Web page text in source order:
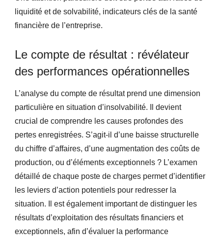
liquidité et de solvabilité, indicateurs clés de la santé
financière de l’entreprise.
Le compte de résultat : révélateur
des performances opérationnelles
L’analyse du compte de résultat prend une dimension
particulière en situation d’insolvabilité. Il devient
crucial de comprendre les causes profondes des
pertes enregistrées. S’agit-il d’une baisse structurelle
du chiffre d’affaires, d’une augmentation des coûts de
production, ou d’éléments exceptionnels ? L’examen
détaillé de chaque poste de charges permet d’identifier
les leviers d’action potentiels pour redresser la
situation. Il est également important de distinguer les
résultats d’exploitation des résultats financiers et
exceptionnels, afin d’évaluer la performance